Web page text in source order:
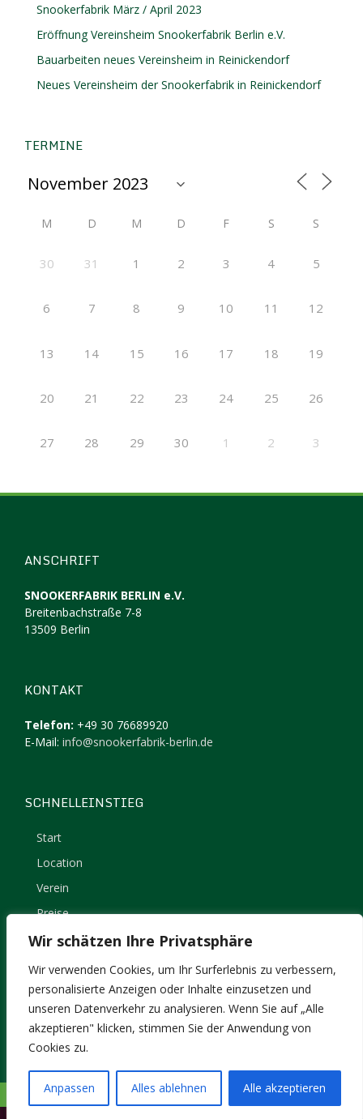
Wir schätzen Ihre Privatsphäre
Wir verwenden Cookies, um Ihr Surferlebnis zu verbessern,
personalisierte Anzeigen oder Inhalte einzusetzen und
unseren Datenverkehr zu analysieren. Wenn Sie auf „Alle
akzeptieren" klicken, stimmen Sie der Anwendung von
Cookies zu.
Anpassen Alles ablehnen Alle akzeptieren
Snookerfabrik März / April 2023
Eröffnung Vereinsheim Snookerfabrik Berlin e.V.
Bauarbeiten neues Vereinsheim in Reinickendorf
Neues Vereinsheim der Snookerfabrik in Reinickendorf
TERMINE
M D M D F S S
30 31 1 2 3 4 5
6 7 8 9 10 11 12
13 14 15 16 17 18 19
20 21 22 23 24 25 26
27 28 29 30 1 2 3
ANSCHRIFT
SNOOKERFABRIK BERLIN e.V.
Breitenbachstraße 7-8
13509 Berlin
KONTAKT
Telefon: +49 30 76689920
E-Mail: info@snookerfabrik-berlin.de
SCHNELLEINSTIEG
Start
Location
Verein
Preise
Kontakt
Impressum
Datenschutz